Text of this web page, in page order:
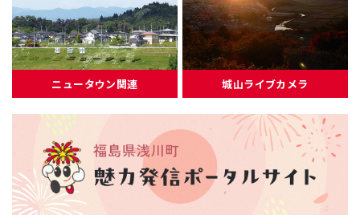
ニュータウン関連 城山ライブカメラ